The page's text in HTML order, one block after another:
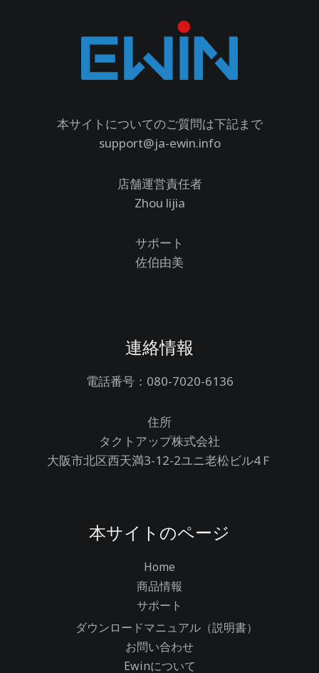
本サイトについてのご質問は下記まで
support@ja-ewin.info
店舗運営責任者
Zhou lijia
サポート
佐伯由美
連絡情報
電話番号：080-7020-6136
住所
タクトアップ株式会社
大阪市北区西天満3-12-2ユニ老松ビル4Ｆ
本サイトのページ
Home
商品情報
サポート
ダウンロードマニュアル（説明書）
お問い合わせ
Ewinについて